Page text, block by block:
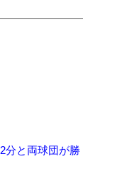
分と両球団が勝